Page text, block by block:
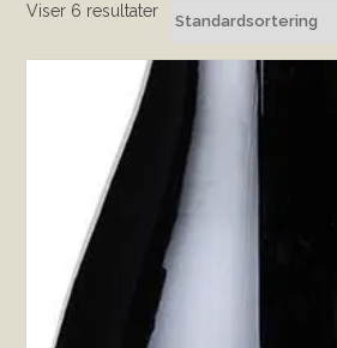
Viser 6 resultater